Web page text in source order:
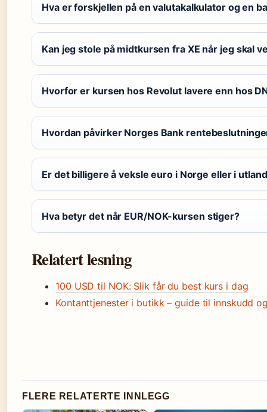
Hva er forskjellen på en valutakalkulator og en
Kan jeg stole på midtkursen fra XE når jeg skal
Hvorfor er kursen hos Revolut lavere enn hos
Hvordan påvirker Norges Bank
Er det billigere å veksle euro i Norge eller i
Hva betyr det når EUR/NOK-kursen stiger?
Relatert lesning
100 USD til NOK: Slik får du best kurs i dag
Kontanttjenester i butikk – guide til innskudd
FLERE RELATERTE INNLEGG